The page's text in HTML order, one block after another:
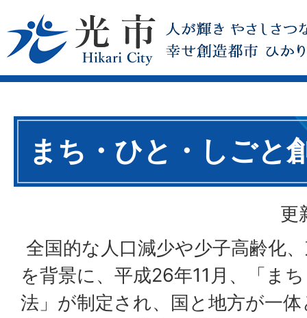
まち・ひと・しごと
更
全国的な人口減少や少子高齢化
を背景に、平成26年11月、「ま
法」が制定され、国と地方が一